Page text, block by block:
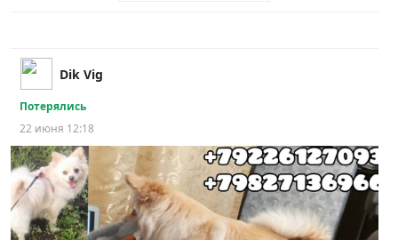
Dik Vig
Потерялись
22 июня 12:18